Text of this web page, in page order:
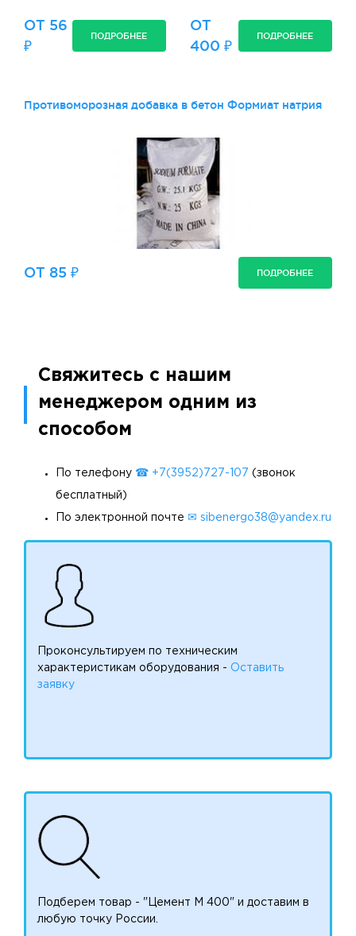
ОТ 56
₽
ПОДРОБНЕЕ
ОТ
400 ₽
ПОДРОБНЕЕ
Противоморозная добавка в бетон Формиат натрия
ОТ 85 ₽ ПОДРОБНЕЕ
Свяжитесь с нашим
менеджером одним из
способом
По телефону ☎ +7(3952)727-107 (звонок
бесплатный)
По электронной почте ✉ sibenergo38@yandex.ru
Проконсультируем по техническим
характеристикам оборудования - Оставить
заявку
Подберем товар - "Цемент М 400" и доставим в
любую точку России.